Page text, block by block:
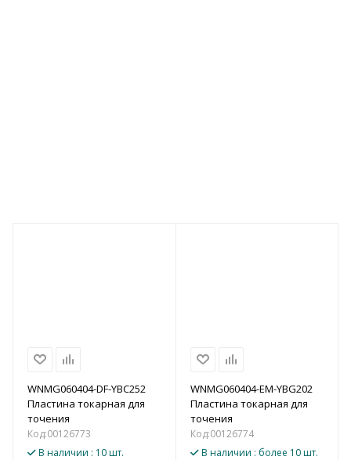
WNMG060404-DF-YBC252
Пластина токарная для
точения
Код:00126773
В наличии : 10 шт.
WNMG060404-EM-YBG202
Пластина токарная для
точения
Код:00126774
В наличии : более 10 шт.